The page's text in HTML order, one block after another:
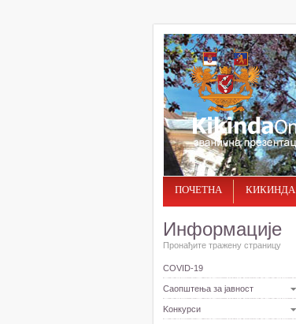
ПОЧЕТНА КИКИНДА
Информације
Пронађите тражену страницу
COVID-19
Саопштења за јавност
Kонкурси